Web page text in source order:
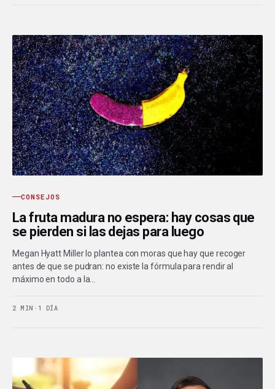
CONSEJOS
La fruta madura no espera: hay cosas que
se pierden si las dejas para luego
Megan Hyatt Miller lo plantea con moras que hay que recoger
antes de que se pudran: no existe la fórmula para rendir al
máximo en todo a la…
2 MIN · 1 DÍA